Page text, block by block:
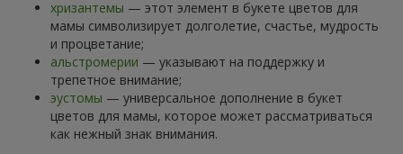
хризантемы — этот элемент в букете цветов для
мамы символизирует долголетие, счастье, мудрость
и процветание;
альстромерии — указывают на поддержку и
трепетное внимание;
эустомы — универсальное дополнение в букет
цветов для мамы, которое может рассматриваться
как нежный знак внимания.